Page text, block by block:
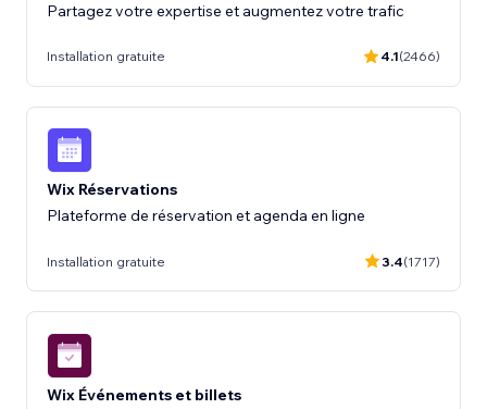
Partagez votre expertise et augmentez votre trafic
Installation gratuite 4.1(2466)
Wix Réservations
Plateforme de réservation et agenda en ligne
Installation gratuite 3.4(1717)
Wix Événements et billets